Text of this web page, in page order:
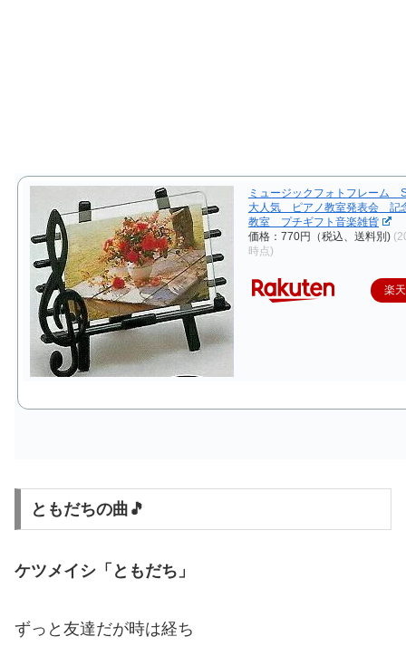
ミュージックフォトフレー
大人気 ピアノ教室発表会 記
教室 プチギフト音楽雑貨
価格：770円（税込、送料別)
時点)
楽
ともだちの曲🎵
ケツメイシ「ともだち」
ずっと友達だが時は経ち